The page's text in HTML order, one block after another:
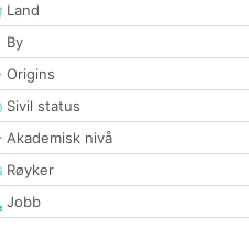
Land
By
Origins
Sivil status
Akademisk nivå
Røyker
Jobb